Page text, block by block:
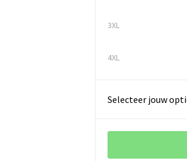
3XL
4XL
Selecteer jouw